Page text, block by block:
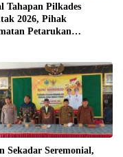
Tahapan Pilkades
2026, Pihak
Petarukan
Sekadar Seremonial,